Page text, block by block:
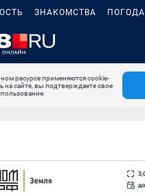
ЗНАКОМСТВА ПОГОДА
ресурсе применяются cookie-
на сайте, вы подтверждаете свое